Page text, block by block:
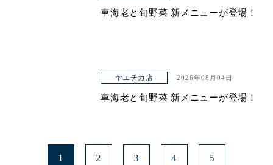
車海老と旬野菜 新メニューが登場！
ヤエチカ店 2026年08月04日
車海老と旬野菜 新メニューが登場！
1 2 3 4 5